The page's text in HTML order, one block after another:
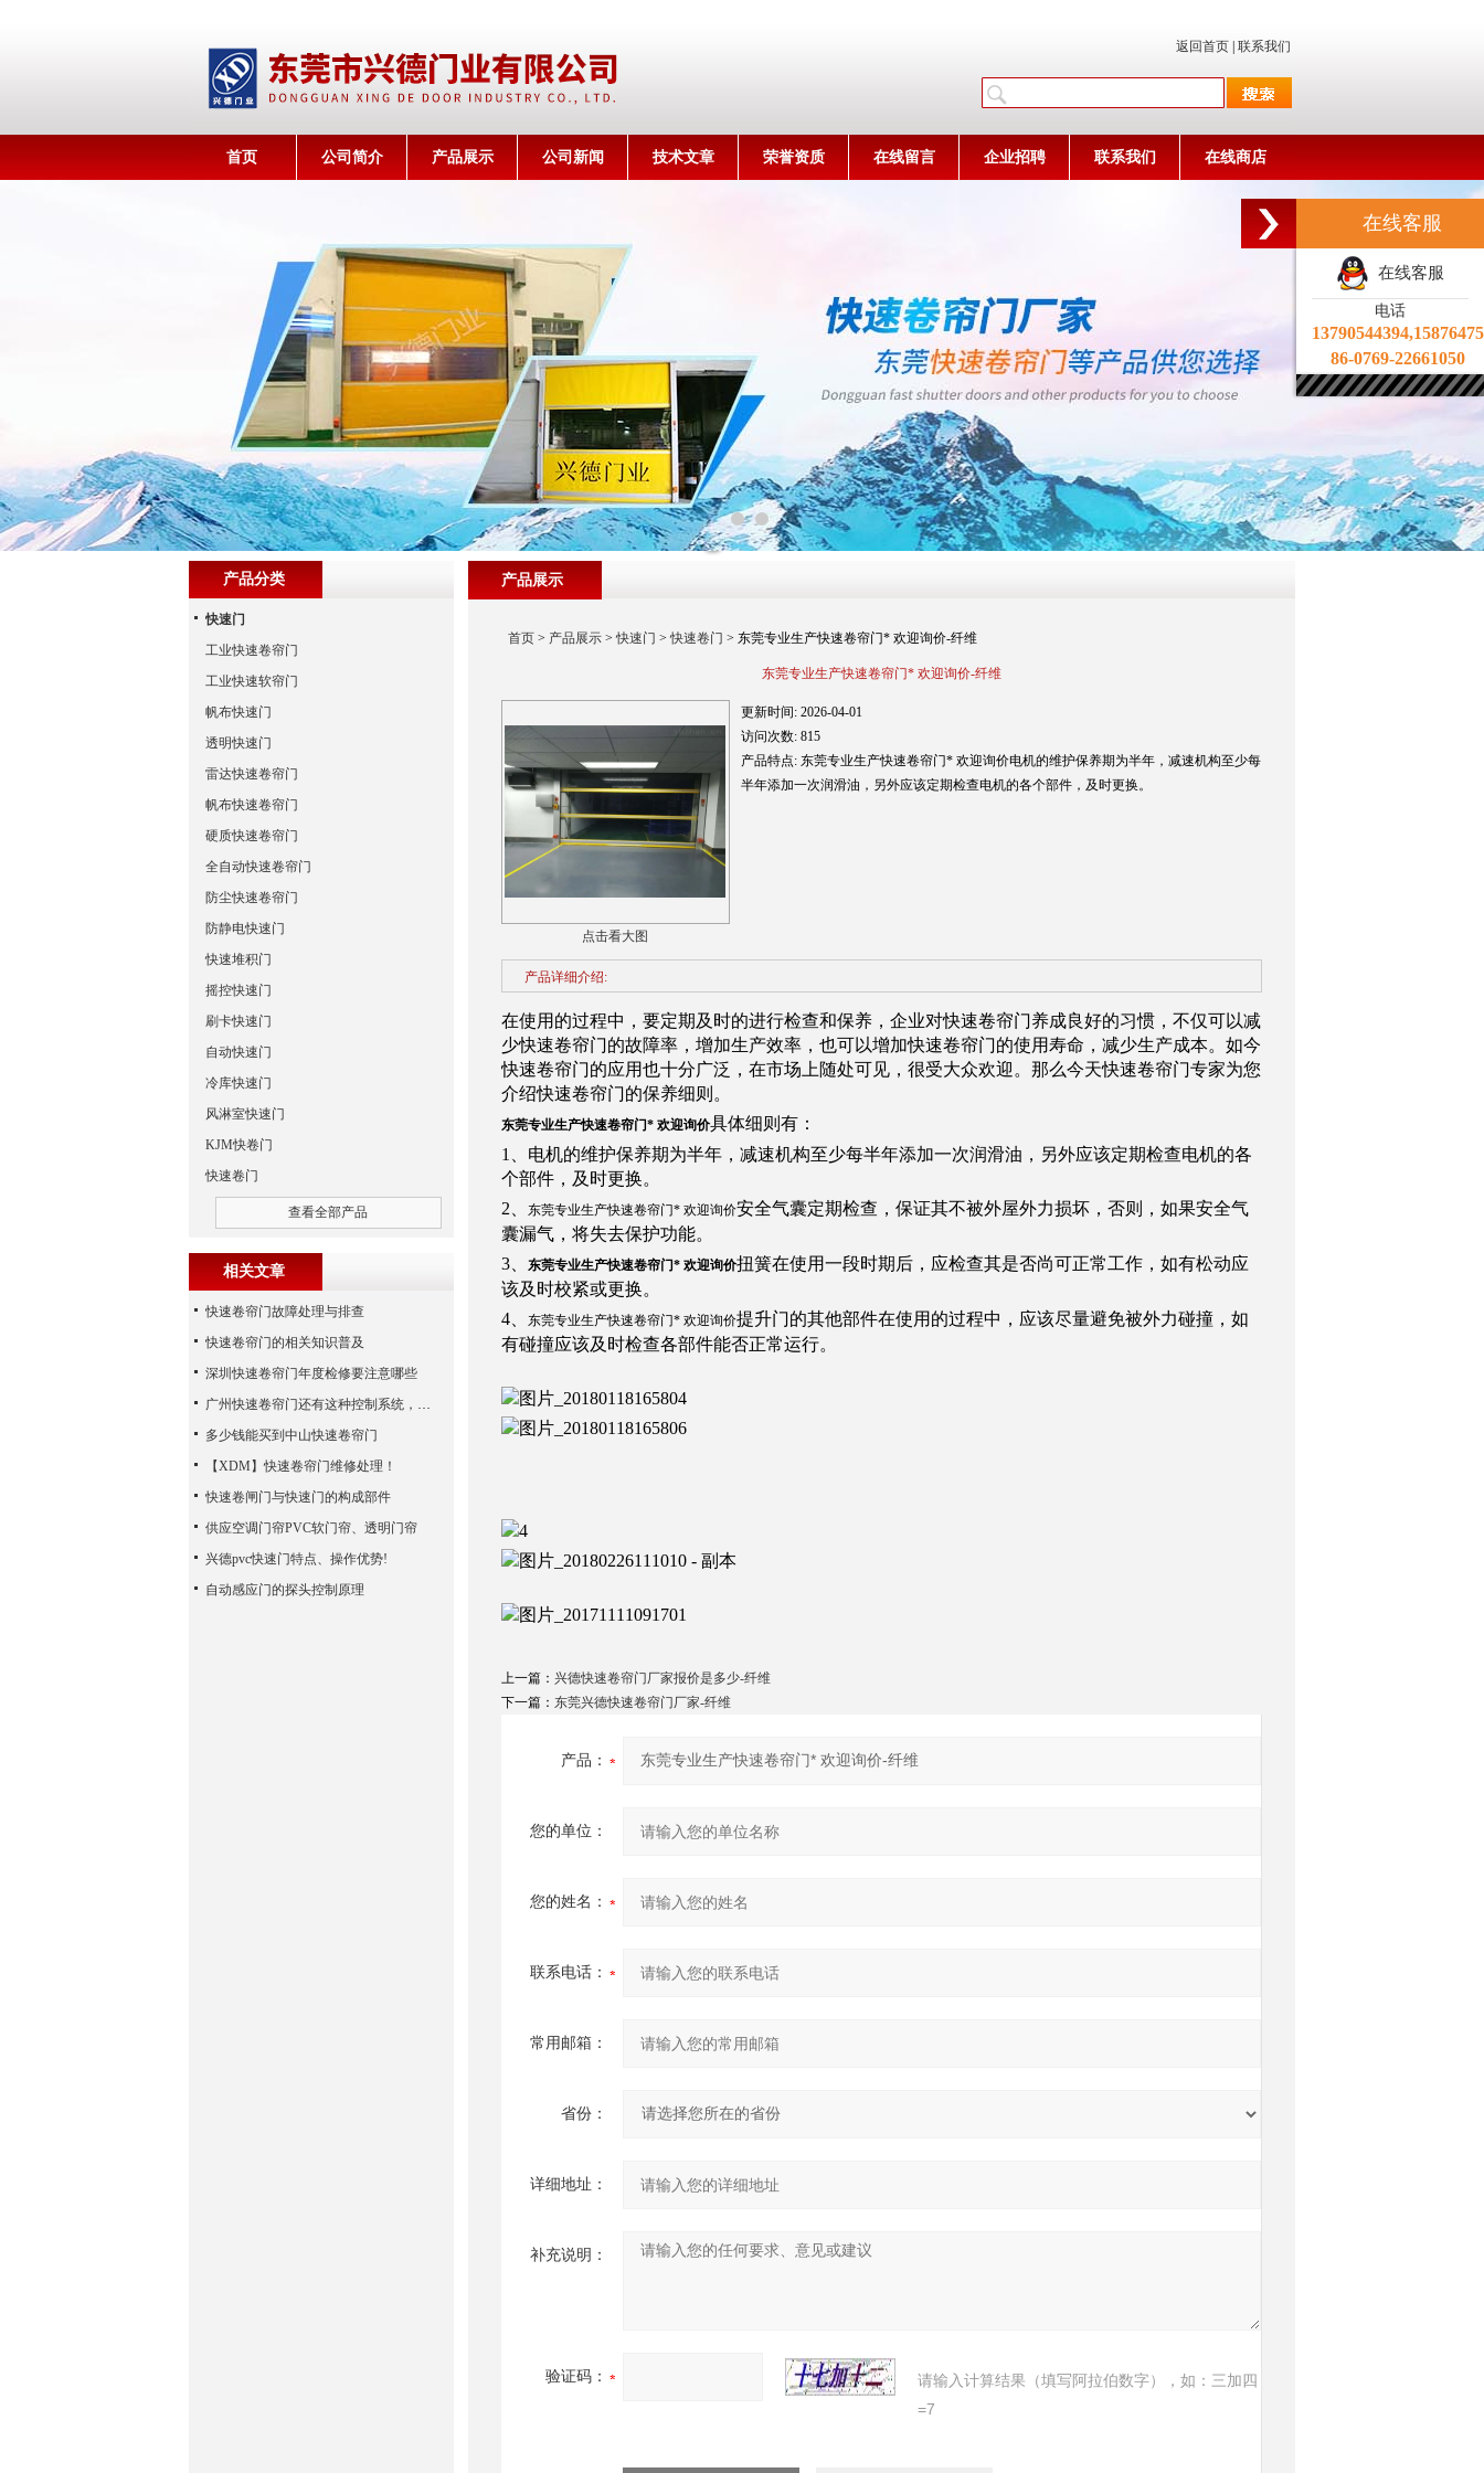
返回首页 联系我们
首页 公司简介 产品展示 公司新闻 技术文章 荣誉资质 在线留言 企业招聘 联系我们 在线商店
产品展示
首页> 产品展示>快速门 >快速卷门 > 东莞专业生产快速卷帘门* 欢迎询价-纤维
东莞专业生产快速卷帘门* 欢迎询价-纤维
点击看大图
更新时间: 2026-04-01
访问次数: 815
产品特点: 东莞专业生产快速卷帘门* 欢迎询价电机的维护保养期为半年，减速机构至少每
半年添加一次润滑油，另外应该定期检查电机的各个部件，及时更换。
产品详细介绍:
在使用的过程中，要定期及时的进行检查和保养，企业对快速卷帘门养成良好的习惯，不仅可以减
少快速卷帘门的故障率，增加生产效率，也可以增加快速卷帘门的使用寿命，减少生产成本。如今
快速卷帘门的应用也十分广泛，在市场上随处可见，很受大众欢迎。那么今天快速卷帘门专家为您
介绍快速卷帘门的保养细则。
东莞专业生产快速卷帘门* 欢迎询价具体细则有：
1、电机的维护保养期为半年，减速机构至少每半年添加一次润滑油，另外应该定期检查电机的各
个部件，及时更换。
2、
东莞专业生产快速卷帘门* 欢迎询价安全气囊定期检查，保证其不被外屋外力损坏，否则，如果安全气
囊漏气，将失去保护功能。
3、
东莞专业生产快速卷帘门* 欢迎询价扭簧在使用一段时期后，应检查其是否尚可正常工作，如有松动应
该及时校紧或更换。
4、
东莞专业生产快速卷帘门* 欢迎询价提升门的其他部件在使用的过程中，应该尽量避免被外力碰撞，如
有碰撞应该及时检查各部件能否正常运行。
上一篇： 兴德快速卷帘门厂家报价是多少-纤维
下一篇： 东莞兴德快速卷帘门厂家-纤维
产品：
您的单位：
您的姓名：
联系电话：
常用邮箱：
省份：
详细地址：
补充说明：
验证码：
请输入计算结果（填写阿拉伯数字），如：三加四
=7
产品分类
快速门
工业快速卷帘门
工业快速软帘门
帆布快速门
透明快速门
雷达快速卷帘门
帆布快速卷帘门
硬质快速卷帘门
全自动快速卷帘门
防尘快速卷帘门
防静电快速门
快速堆积门
摇控快速门
刷卡快速门
自动快速门
冷库快速门
风淋室快速门
KJM快卷门
快速卷门
查看全部产品
相关文章
快速卷帘门故障处理与排查
快速卷帘门的相关知识普及
深圳快速卷帘门年度检修要注意哪些
广州快速卷帘门还有这种控制系统，您知道吗？
多少钱能买到中山快速卷帘门
【XDM】快速卷帘门维修处理！
快速卷闸门与快速门的构成部件
供应空调门帘PVC软门帘、透明门帘
兴德pvc快速门特点、操作优势!
自动感应门的探头控制原理
在线客服
在线客服
电话
86-0769-22661050